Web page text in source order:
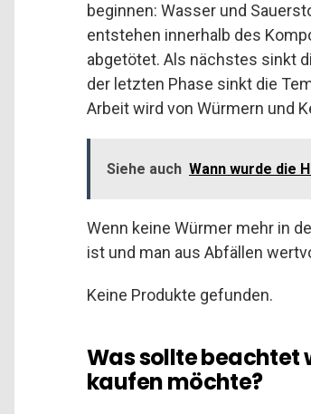
beginnen: Wasser und
entstehen innerhalb des
abgetötet. Als nächstes sinkt
der letzten Phase sinkt die
Arbeit wird von Würmern und
Siehe auch Wann wurde die
Wenn keine Würmer mehr in
ist und man aus Abfällen
Keine Produkte gefunden.
Was sollte beachtet
kaufen möchte?